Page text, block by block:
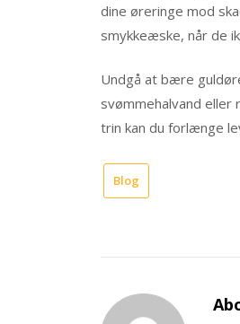
dine øreringe mod
smykkeæske, når de
Undgå at bære
svømmehalvand eller
trin kan du forlænge
Blog